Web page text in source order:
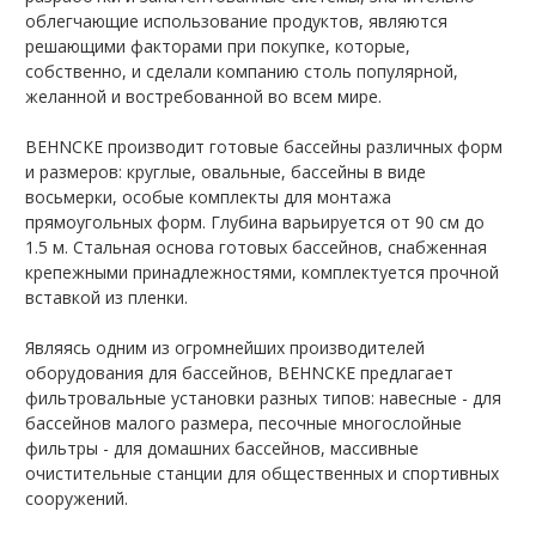
облегчающие использование продуктов, являются
решающими факторами при покупке, которые,
собственно, и сделали компанию столь популярной,
желанной и востребованной во всем мире.
BEHNCKE производит готовые бассейны различных форм
и размеров: круглые, овальные, бассейны в виде
восьмерки, особые комплекты для монтажа
прямоугольных форм. Глубина варьируется от 90 см до
1.5 м. Стальная основа готовых бассейнов, снабженная
крепежными принадлежностями, комплектуется прочной
вставкой из пленки.
Являясь одним из огромнейших производителей
оборудования для бассейнов, BEHNCKE предлагает
фильтровальные установки разных типов: навесные - для
бассейнов малого размера, песочные многослойные
фильтры - для домашних бассейнов, массивные
очистительные станции для общественных и спортивных
сооружений.